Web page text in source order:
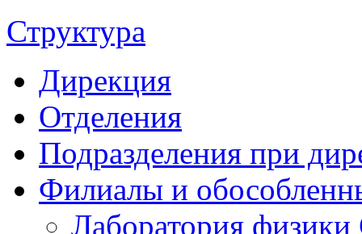
Структура
Дирекция
Отделения
Подразделения при
Филиалы и
Лаборатория